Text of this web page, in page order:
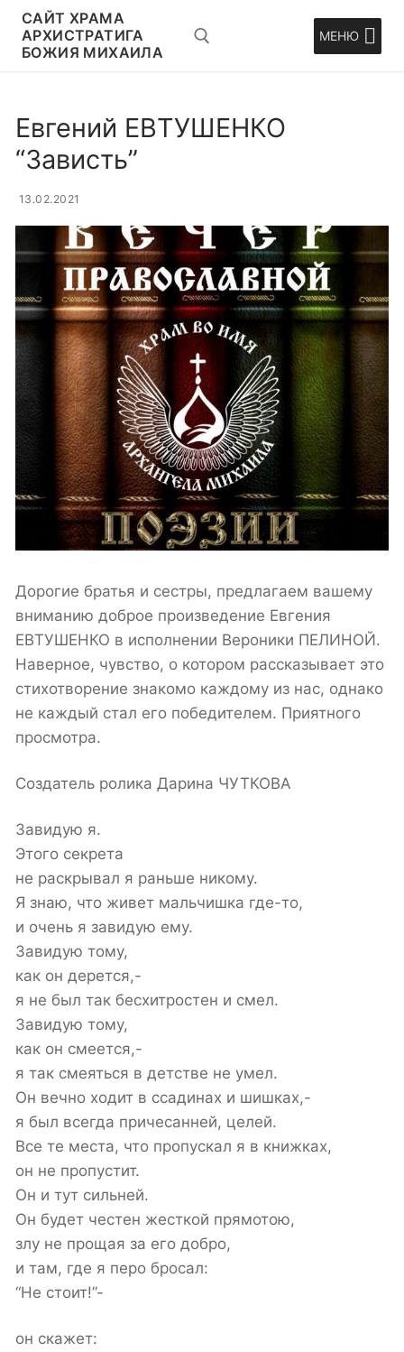
Перейти
содержимому
CАЙТ ХРАМА
АРХИСТРАТИГА
БОЖИЯ МИХАИЛА
МЕНЮ
Евгений ЕВТУШЕНКО
“Зависть”
13.02.2021
Дорогие братья и сестры, предлагаем вашему
вниманию доброе произведение Евгения
ЕВТУШЕНКО в исполнении Вероники ПЕЛИНОЙ.
Наверное, чувство, о котором рассказывает это
стихотворение знакомо каждому из нас, однако
не каждый стал его победителем. Приятного
просмотра.
Создатель ролика Дарина ЧУТКОВА
Завидую я.
Этого секрета
не раскрывал я раньше никому.
Я знаю, что живет мальчишка где-то,
и очень я завидую ему.
Завидую тому,
как он дерется,-
я не был так бесхитростен и смел.
Завидую тому,
как он смеется,-
я так смеяться в детстве не умел.
Он вечно ходит в ссадинах и шишках,-
я был всегда причесанней, целей.
Все те места, что пропускал я в книжках,
он не пропустит.
Он и тут сильней.
Он будет честен жесткой прямотою,
злу не прощая за его добро,
и там, где я перо бросал:
“Не стоит!”-
он скажет: